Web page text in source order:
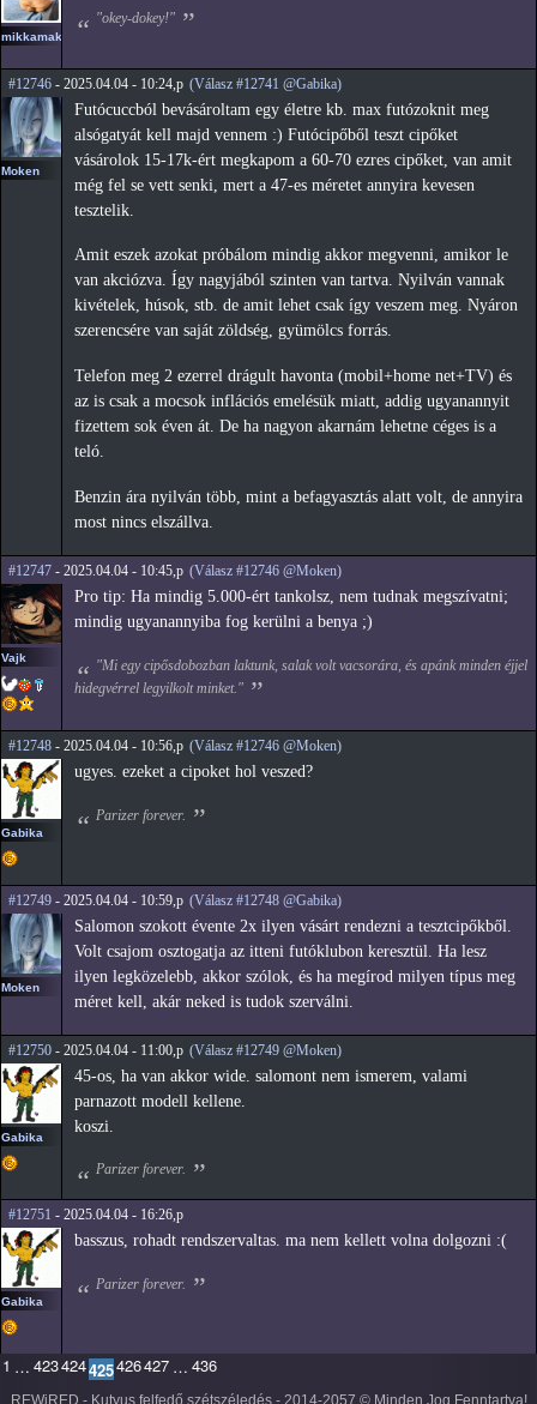
mikkamakka
"okey-dokey!"
#12746 - 2025.04.04 - 10:24,p (Válasz #12741 @Gabika)
Moken
Futócuccból bevásároltam egy életre kb. max futózoknit meg
alsógatyát kell majd vennem :) Futócipőből teszt cipőket
vásárolok 15-17k-ért megkapom a 60-70 ezres cipőket, van amit
még fel se vett senki, mert a 47-es méretet annyira kevesen
tesztelik.
Amit eszek azokat próbálom mindig akkor megvenni, amikor le
van akciózva. Így nagyjából szinten van tartva. Nyilván vannak
kivételek, húsok, stb. de amit lehet csak így veszem meg. Nyáron
szerencsére van saját zöldség, gyümölcs forrás.
Telefon meg 2 ezerrel drágult havonta (mobil+home net+TV) és
az is csak a mocsok inflációs emelésük miatt, addig ugyanannyit
fizettem sok éven át. De ha nagyon akarnám lehetne céges is a
teló.
Benzin ára nyilván több, mint a befagyasztás alatt volt, de annyira
most nincs elszállva.
#12747 - 2025.04.04 - 10:45,p (Válasz #12746 @Moken)
Vajk
Pro tip: Ha mindig 5.000-ért tankolsz, nem tudnak megszívatni;
mindig ugyanannyiba fog kerülni a benya ;)
"Mi egy cipősdobozban laktunk, salak volt vacsorára, és apánk minden éjjel
hidegvérrel legyilkolt minket."
#12748 - 2025.04.04 - 10:56,p (Válasz #12746 @Moken)
Gabika
ugyes. ezeket a cipoket hol veszed?
Parizer forever.
#12749 - 2025.04.04 - 10:59,p (Válasz #12748 @Gabika)
Moken
Salomon szokott évente 2x ilyen vásárt rendezni a tesztcipőkből.
Volt csajom osztogatja az itteni futóklubon keresztül. Ha lesz
ilyen legközelebb, akkor szólok, és ha megírod milyen típus meg
méret kell, akár neked is tudok szerválni.
#12750 - 2025.04.04 - 11:00,p (Válasz #12749 @Moken)
Gabika
45-os, ha van akkor wide. salomont nem ismerem, valami
parnazott modell kellene.
koszi.
Parizer forever.
#12751 - 2025.04.04 - 16:26,p
Gabika
basszus, rohadt rendszervaltas. ma nem kellett volna dolgozni :(
Parizer forever.
1 … 423424425426427 … 436
REWiRED - Kutyus felfedő szétszéledés - 2014-2057 © Minden Jog Fenntartva!